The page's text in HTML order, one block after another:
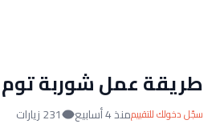
طريقة عمل شوربة توم
سجّل دخولك للتقييممنذ 4 أسابيع 231 زيارات